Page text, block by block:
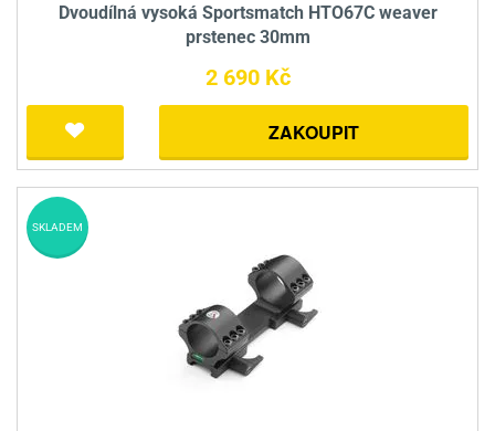
Dvoudílná vysoká Sportsmatch HTO67C weaver
prstenec 30mm
2 690 Kč
ZAKOUPIT
SKLADEM